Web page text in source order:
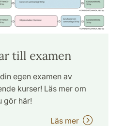
till examen
egen examen av
kurser! Läs mer om
gör här!
Läs mer